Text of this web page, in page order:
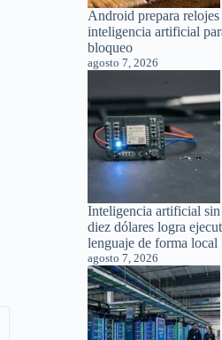
Android prepara relojes
inteligencia artificial
bloqueo
agosto 7, 2026
Inteligencia artificial
diez dólares logra
lenguaje de forma local
agosto 7, 2026